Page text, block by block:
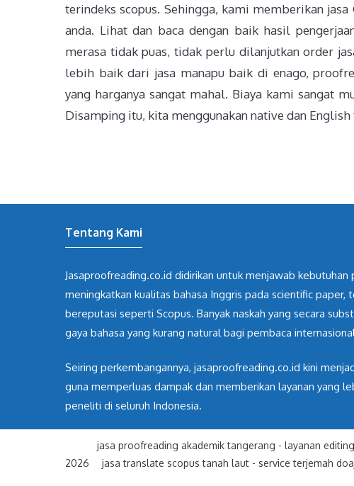
terindeks scopus. Sehingga, kami memberikan
anda. Lihat dan baca dengan baik hasil
merasa tidak puas, tidak perlu dilanjutkan order
lebih baik dari jasa manapu baik di enago,
yang harganya sangat mahal. Biaya kami sangat
Disamping itu, kita menggunakan native dan
Tentang Kami
Jasaproofreading.co.id didirikan untuk menjawab kebutuhan
meningkatkan kualitas bahasa Inggris pada scientific paper,
bereputasi seperti Scopus. Banyak naskah yang secara
gaya bahasa yang kurang natural bagi pembaca
Seiring perkembangannya, jasaproofreading.co.id kini
guna memperluas dampak dan memberikan layanan yang
peneliti di seluruh Indonesia.
jasa proofreading akademik tangerang - layanan
jasa translate scopus tanah laut- service terjemah
2026